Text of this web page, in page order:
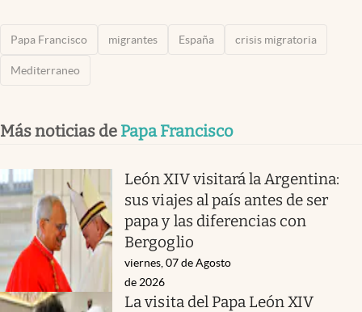
Papa Francisco migrantes España crisis migratoria
Mediterraneo
Más noticias de Papa Francisco
León XIV visitará la Argentina:
sus viajes al país antes de ser
papa y las diferencias con
Bergoglio
viernes, 07 de Agosto
de 2026
La visita del Papa León XIV